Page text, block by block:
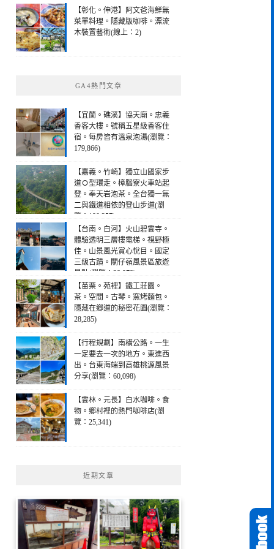
【彰化。伸港】阿文爸海鮮無
菜單料理。隱藏版咖啡。漂流
木裝置藝術(線上：2)
GA4熱門文章
【宜蘭。礁溪】協天廟。忠義
香客大樓。號稱五星級香客住
宿。每房皆有溫泉泡湯(瀏覽：
179,866)
【嘉義。竹崎】獨立山國家步
道Ｏ型環走。樟腦寮火車站起
登。奉天岩泡茶。全台獨一無
二與鐵道相依的登山步道(瀏
覽：190,257)
【台南。白河】火山碧雲寺。
體驗透明三層樓電梯。視野極
佳。山景風光賞心悅目。國定
三級古蹟。關仔嶺風景區旅遊
景點(瀏覽：28,978)
【苗栗。苑裡】鐵工莊園。
茶。空間。古琴。窯烤麵包。
隱藏在鄉道的秘密花園(瀏覽：
28,285)
【行程規劃】南橫公路。一生
一定要去一次的地方。東進西
出。台東海端到高雄桃源風景
分享(瀏覽：60,098)
【雲林。元長】白水咖啡。食
物。鄉村裡的熱門咖啡店(瀏
覽：25,341)
近期文章